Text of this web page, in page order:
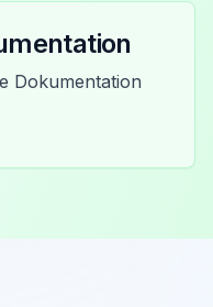
Dokumentation